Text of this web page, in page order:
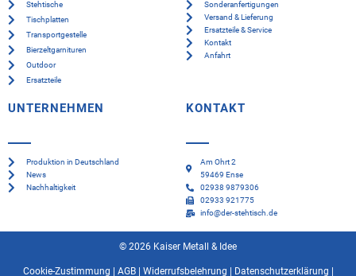
Stehtische
Tischplatten
Transportgestelle
Bierzeltgarnituren
Outdoor
Ersatzteile
Sonderanfertigungen
Versand & Lieferung
Ersatzteile & Service
Kontakt
Anfahrt
UNTERNEHMEN
Produktion in Deutschland
News
Nachhaltigkeit
KONTAKT
Am Ohrt 2
59469 Ense
02938 9879306
02933 921775
info@der-stehtisch.de
© 2026 Kaiser Metall & Idee
Cookie-Zustimmung AGB| Widerrufsbelehrung Datenschutzerklärung